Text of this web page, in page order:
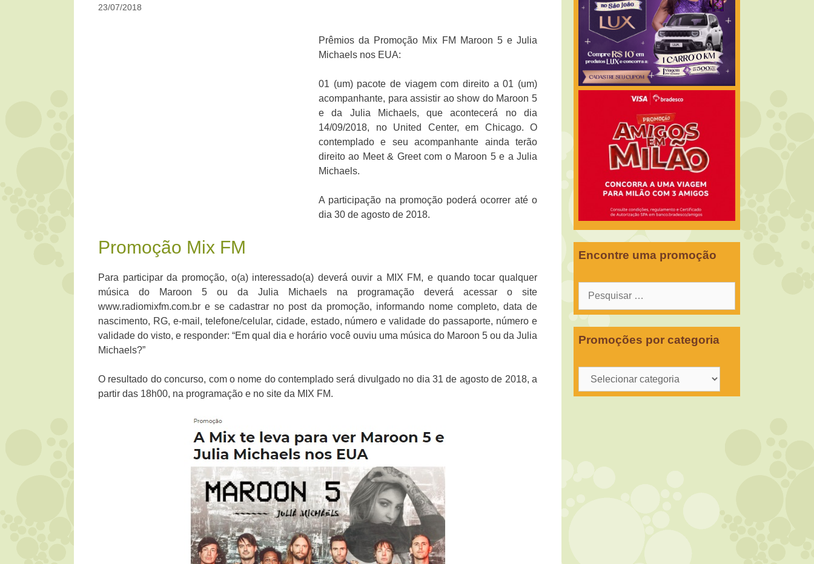
23/07/2018
Prêmios da Promoção Mix FM Maroon 5 e Julia
Michaels nos EUA:
01 (um) pacote de viagem com direito a 01 (um)
acompanhante, para assistir ao show do Maroon 5
e da Julia Michaels, que acontecerá no dia
14/09/2018, no United Center, em Chicago. O
contemplado e seu acompanhante ainda terão
direito ao Meet & Greet com o Maroon 5 e a Julia
Michaels.
A participação na promoção poderá ocorrer até o
dia 30 de agosto de 2018.
Promoção Mix FM
Para participar da promoção, o(a) interessado(a) deverá ouvir a MIX FM, e quando tocar qualquer
música do Maroon 5 ou da Julia Michaels na programação deverá acessar o site
www.radiomixfm.com.br e se cadastrar no post da promoção, informando nome completo, data de
nascimento, RG, e-mail, telefone/celular, cidade, estado, número e validade do passaporte, número e
validade do visto, e responder: “Em qual dia e horário você ouviu uma música do Maroon 5 ou da Julia
Michaels?”
O resultado do concurso, com o nome do contemplado será divulgado no dia 31 de agosto de 2018, a
partir das 18h00, na programação e no site da MIX FM.
Encontre uma promoção
Pesquisar
Promoções por categoria
Promoções
por